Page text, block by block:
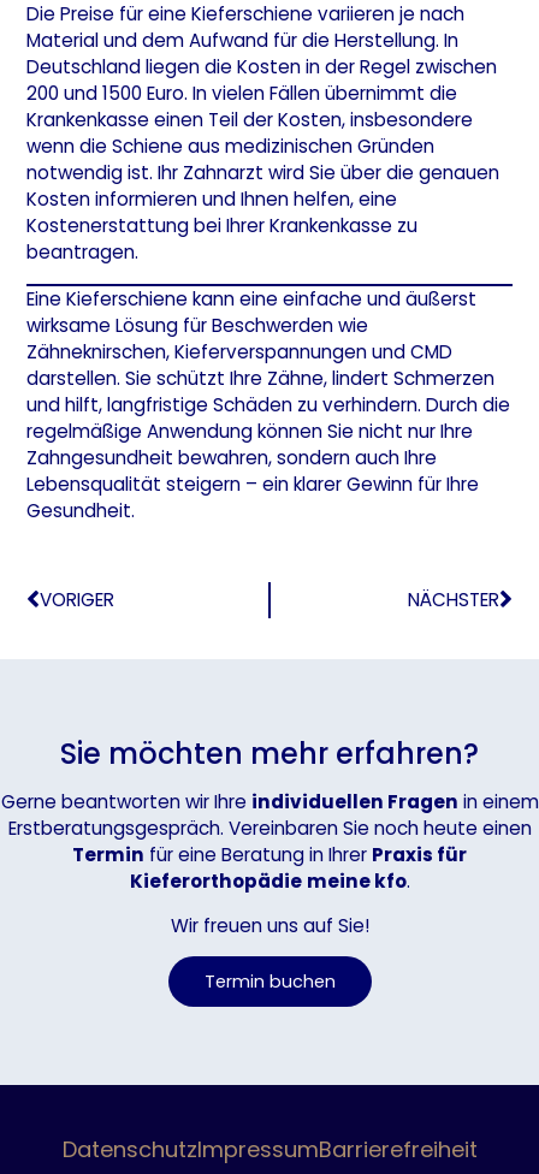
Die Preise für eine Kieferschiene variieren je nach
Material und dem Aufwand für die Herstellung. In
Deutschland liegen die Kosten in der Regel zwischen
200 und 1500 Euro. In vielen Fällen übernimmt die
Krankenkasse einen Teil der Kosten, insbesondere
wenn die Schiene aus medizinischen Gründen
notwendig ist. Ihr Zahnarzt wird Sie über die genauen
Kosten informieren und Ihnen helfen, eine
Kostenerstattung bei Ihrer Krankenkasse zu
beantragen.
Eine Kieferschiene kann eine einfache und äußerst
wirksame Lösung für Beschwerden wie
Zähneknirschen, Kieferverspannungen und CMD
darstellen. Sie schützt Ihre Zähne, lindert Schmerzen
und hilft, langfristige Schäden zu verhindern. Durch die
regelmäßige Anwendung können Sie nicht nur Ihre
Zahngesundheit bewahren, sondern auch Ihre
Lebensqualität steigern – ein klarer Gewinn für Ihre
Gesundheit.
VORIGER NÄCHSTER
Sie möchten mehr erfahren?
Gerne beantworten wir Ihre individuellen Fragen in einem
Erstberatungsgespräch. Vereinbaren Sie noch heute einen
Termin für eine Beratung in Ihrer Praxis für
Kieferorthopädie meine kfo.
Wir freuen uns auf Sie!
Termin buchen
DatenschutzImpressumBarrierefreiheit